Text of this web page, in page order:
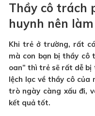
Thầy cô trách
huynh nên
Khi trẻ ở trường, rất
mà con bạn bị thầy cô
oan” thì trẻ sẽ rất dễ bị
lệch lạc về thầy cô của
trò ngày càng xấu đi,
kết quả tốt.